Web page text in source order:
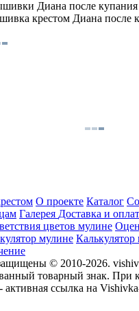
О проекте Каталог
Галерея Доставка и
цветов мулине
мулине
© 2010-2026.
товарный знак. При
ссылка на